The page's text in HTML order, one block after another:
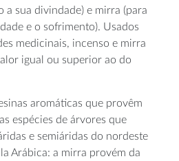
a sua divindade) e mirra (para
e o sofrimento). Usados
medicinais, incenso e mirra
igual ou superior ao do
aromáticas que provêm
espécies de árvores que
e semiáridas do nordeste
Arábica: a mirra provém da